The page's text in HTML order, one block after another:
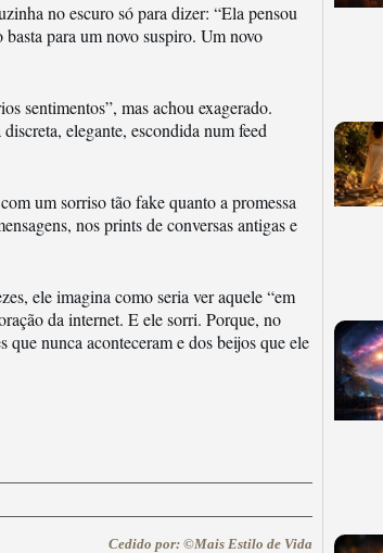
no escuro só para dizer: “Ela pensou
para um novo suspiro. Um novo
sentimentos”, mas achou exagerado.
elegante, escondida num feed
um sorriso tão fake quanto a promessa
nos prints de conversas antigas e
ele imagina como seria ver aquele “em
da internet. E ele sorri. Porque, no
nunca aconteceram e dos beijos que ele
Cedido por: ©Mais Estilo de Vida